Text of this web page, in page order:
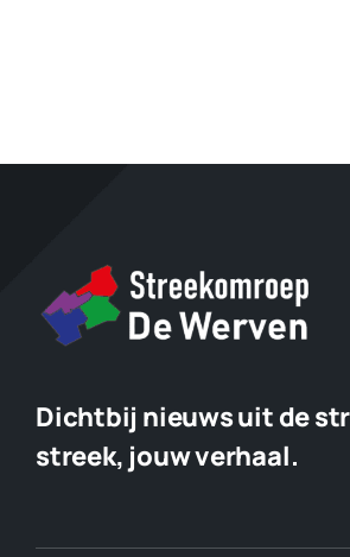
Dichtbij nieuws uit de
streek, jouw verhaal.